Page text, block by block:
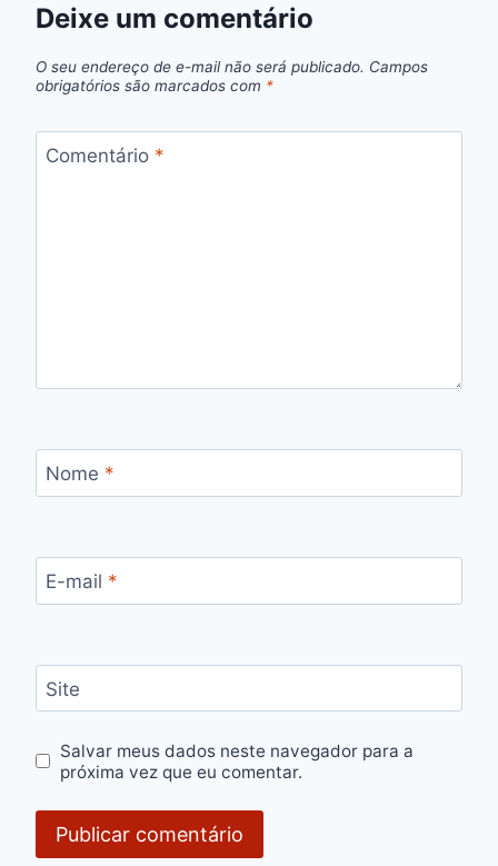
Deixe um comentário
O seu endereço de e-mail não será publicado. Campos
obrigatórios são marcados com *
Comentário *
Nome *
E-mail *
Site
Salvar meus dados neste navegador para a
próxima vez que eu comentar.